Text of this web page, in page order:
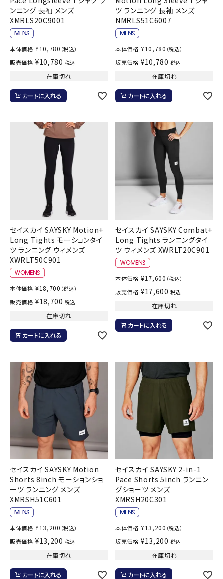
ンニング 長袖 メンズ
XMRLS20C9001
本体価格 ¥10,780 （税込）
販売価格 ¥10,780 税込
在庫切れ
カートに入れる
ツ ランニング 長袖 メンズ
NMRLS51C6007
本体価格 ¥10,780 （税込）
販売価格 ¥10,780 税込
在庫切れ
カートに入れる
セイスカイ SAYSKY Motion+
Long Tights モーションタイ
ツ ランニング ウィメンズ
XWRLT50C901
本体価格 ¥18,700 （税込）
販売価格 ¥18,700 税込
在庫切れ
カートに入れる
セイスカイ SAYSKY Combat+
Long Tights ランニングタイ
ツ ウィメンズ XWRLT20C901
本体価格 ¥17,600 （税込）
販売価格 ¥17,600 税込
在庫切れ
カートに入れる
セイスカイ SAYSKY Motion
Shorts 8inch モーションショ
ーツ ランニング メンズ
XMRSH51C601
本体価格 ¥13,200 （税込）
販売価格 ¥13,200 税込
在庫切れ
カートに入れる
セイスカイ SAYSKY 2-in-1
Pace Shorts 5inch ランニン
グショーツ メンズ
XMRSH20C301
本体価格 ¥13,200 （税込）
販売価格 ¥13,200 税込
在庫切れ
カートに入れる